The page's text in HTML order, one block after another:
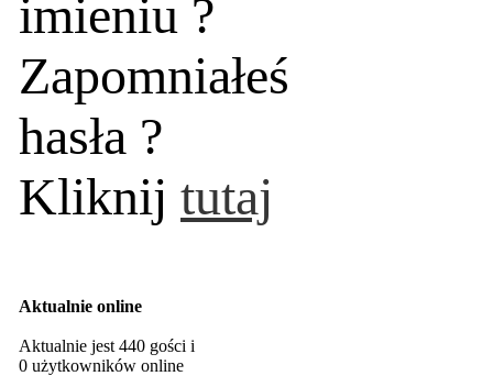
imieniu ?
Zapomniałeś
hasła ?
Kliknij tutaj
Aktualnie online
Aktualnie jest 440 gości i
0 użytkowników online